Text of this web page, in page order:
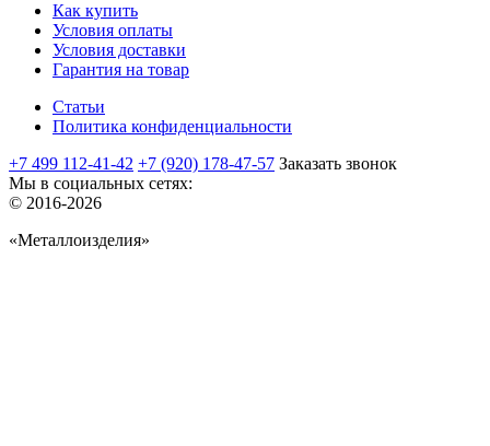
Как купить
Условия оплаты
Условия доставки
Гарантия на товар
Статьи
Политика конфиденциальности
+7 499 112-41-42 +7 (920) 178-47-57 Заказать звонок
Мы в социальных сетях:
© 2016-2026
«Металлоизделия»